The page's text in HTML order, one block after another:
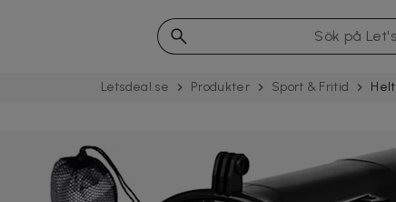
Letsdeal.se Produkter Sport & Fritid